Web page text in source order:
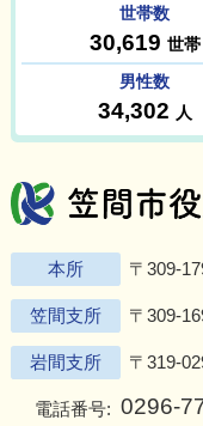
本所 〒309-
笠間支所 〒309-
岩間支所 〒319-
電話番号: 0296-